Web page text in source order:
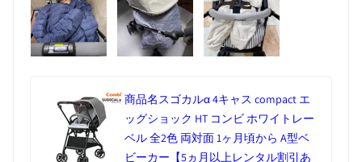
商品名スゴカルα 4キャス compact エ
ッグショック HT コンビ ホワイトレー
ベル 全2色 両対面 1ヶ月頃から A型ベ
ビーカー【5ヵ月以上レンタル割引あ